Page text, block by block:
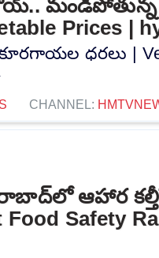
మండిపోతున్న
Prices |
ధరలు |
CHANNEL:
ఆహార
Food Safety